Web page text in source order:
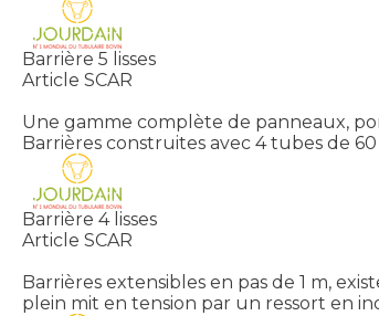
Barrière 5 lisses
Article SCAR
Une gamme complète de panneaux,
Barrières construites avec 4 tubes de
Barrière 4 lisses
Article SCAR
Barrières extensibles en pas de 1 m,
plein mit en tension par un ressort en